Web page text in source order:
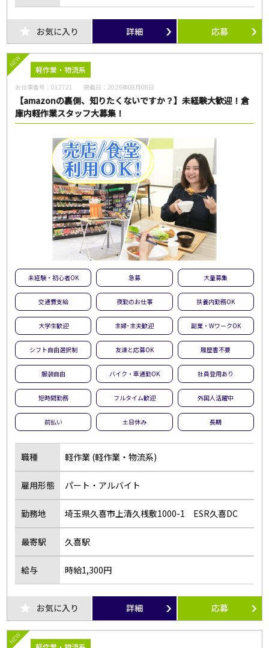
お気に入り 詳細 応募
NEW
軽作業・物流系
お仕事番号：012721 掲載日： 2026年08月08日
【amazonの裏側、知りたくないですか？】未経験大歓迎！倉
庫内軽作業スタッフ大募集！
未経験・初心者OK 急募 大量募集
交通費支給 夜勤のお仕事 扶養内勤務OK
大学生歓迎 主婦･主夫歓迎 副業・WワークOK
シフト自由選択制 友達と応募OK 履歴書不要
服装自由 バイク・車通勤OK 社員登用あり
短時間勤務 フルタイム歓迎 外国人活躍中
前払い 土日休み 長期
職種 軽作業 (軽作業・物流系)
雇用形態 パート・アルバイト
勤務地 埼玉県久喜市上清久桟敷1000-1 ESR久喜DC
最寄駅 久喜駅
給与 時給1,300円
お気に入り 詳細 応募
NEW